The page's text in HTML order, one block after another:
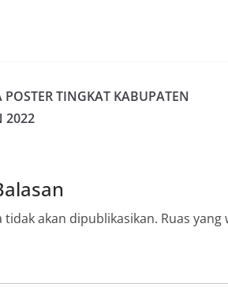
TINGKAT KABUPATEN
2022
tidak akan dipublikasikan. Ruas